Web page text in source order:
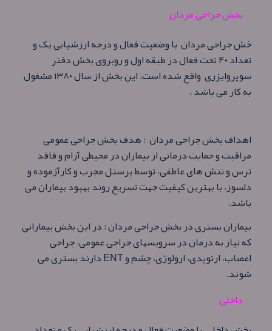
بخش جراحی مردان
خش جراحی مردان با وضعیت فعال و درجه ارزشیابی یک و
تعداد ۴۰ تخت فعال در طبقه اول و روبروی بخش دفتر
سوپروایزری واقع شده است. این بخش از سال ۱۳۸۰ مشغول
به کار می باشد .
اهداف بخش جراحی مردان : هدف بخش جراحی عمومی
مراقبت و حمایت درمانی از بیماران در محیطی آرام و فاقد
ترس و تنش های عاطفی، توسط پرسنل مجرب و کارآزموده و
دلسوز، با بهترین کیفیت جهت تسریع روند بهبود بیماران می
باشد.
بیماران بستری در بخش جراحی مردان : در این بخش بیمارانی
که نیاز به درمان در سرویسهای جراحی عمومی، جراحی
اعصاب، ارتوپدی، ارولوژی، چشم وENTدارند بستری می
شوند.
داخلی